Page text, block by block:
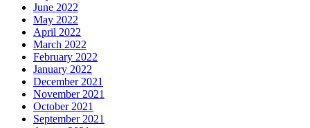
June 2022
May 2022
April 2022
March 2022
February 2022
January 2022
December 2021
November 2021
October 2021
September 2021